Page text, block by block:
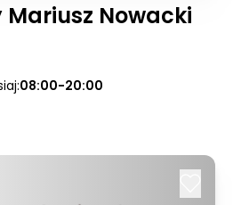
Mariusz Nowacki
08:00-20:00